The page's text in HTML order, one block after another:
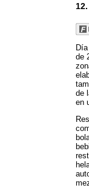
de
de
en